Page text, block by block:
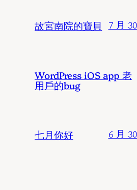
故宮南院的寶貝 7 月
WordPress iOS app 老
用戶的bug
七月你好 6 月